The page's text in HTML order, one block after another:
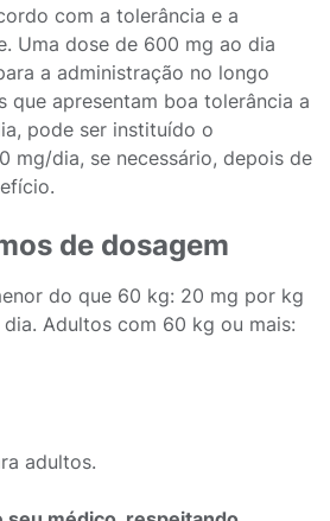
com a tolerância e a
Uma dose de 600 mg ao dia
a administração no longo
que apresentam boa tolerância a
pode ser instituído o
mg/dia, se necessário, depois de
de dosagem
do que 60 kg: 20 mg por kg
Adultos com 60 kg ou mais:
adultos.